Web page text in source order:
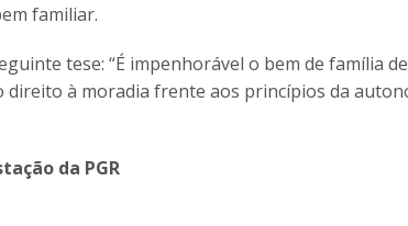
familiar.
tese: “É impenhorável o bem de família
direito à moradia frente aos princípios da
da PGR